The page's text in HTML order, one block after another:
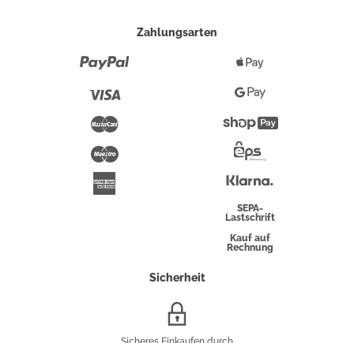
Zahlungsarten
Maestro
Pay
Google
PayShopify
Überweisung
SEPA-
Lastschrift
Kauf auf
Rechnung
Sicherheit